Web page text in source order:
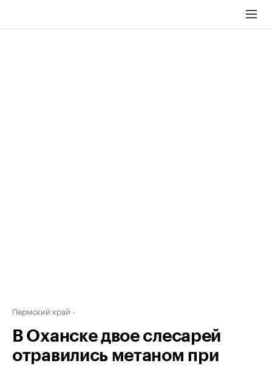
Пермский край
В Оханске двое слесарей
отравились метаном при